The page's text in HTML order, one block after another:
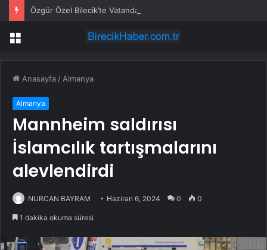
Özgür Özel Bilecik’te Vatandaşlarla Bir Araya Geldi
Menü
Anasayfa /Almanya
Almanya
Mannheim saldırısı
İslamcılık tartışmalarını
alevlendirdi
NURCAN BAYRAM Haziran 6, 2024 0 0
1 dakika okuma süresi